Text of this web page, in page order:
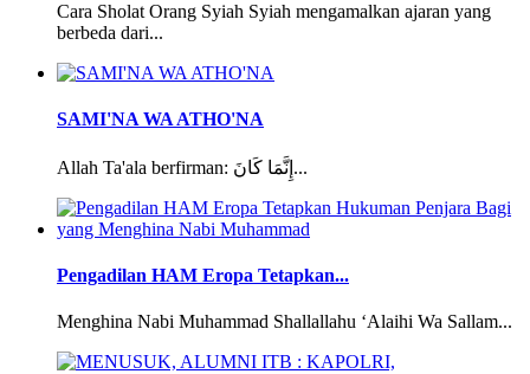
Cara Sholat Orang Syiah Syiah mengamalkan ajaran yang
berbeda dari...
SAMI'NA WA ATHO'NA
Allah Ta'ala berfirman: إِنَّمَا كَانَ...
Pengadilan HAM Eropa Tetapkan...
Menghina Nabi Muhammad Shallallahu ‘Alaihi Wa Sallam...